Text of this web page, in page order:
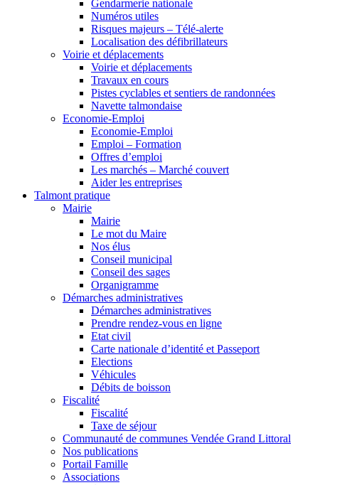
Gendarmerie nationale
Numéros utiles
Risques majeurs – Télé-alerte
Localisation des défibrillateurs
Voirie et déplacements
Voirie et déplacements
Travaux en cours
Pistes cyclables et sentiers de randonnées
Navette talmondaise
Economie-Emploi
Economie-Emploi
Emploi – Formation
Offres d’emploi
Les marchés – Marché couvert
Aider les entreprises
Talmont pratique
Mairie
Mairie
Le mot du Maire
Nos élus
Conseil municipal
Conseil des sages
Organigramme
Démarches administratives
Démarches administratives
Prendre rendez-vous en ligne
Etat civil
Carte nationale d’identité et Passeport
Elections
Véhicules
Débits de boisson
Fiscalité
Fiscalité
Taxe de séjour
Communauté de communes Vendée Grand Littoral
Nos publications
Portail Famille
Associations